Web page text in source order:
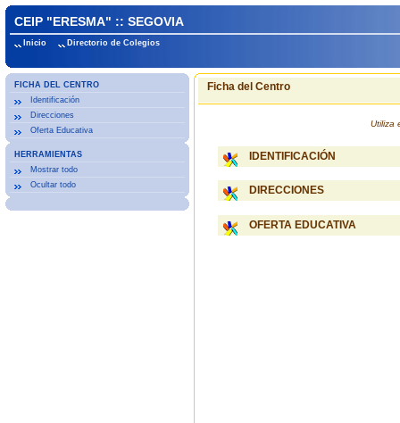
CEIP "ERESMA" :: SEGOVIA
Inicio Directorio de Colegios
FICHA DEL CENTRO
Identificación
Direcciones
Oferta Educativa
HERRAMIENTAS
Mostrar todo
Ocultar todo
Ficha del Centro
Utiliza
IDENTIFICACIÓN
DIRECCIONES
OFERTA EDUCATIVA